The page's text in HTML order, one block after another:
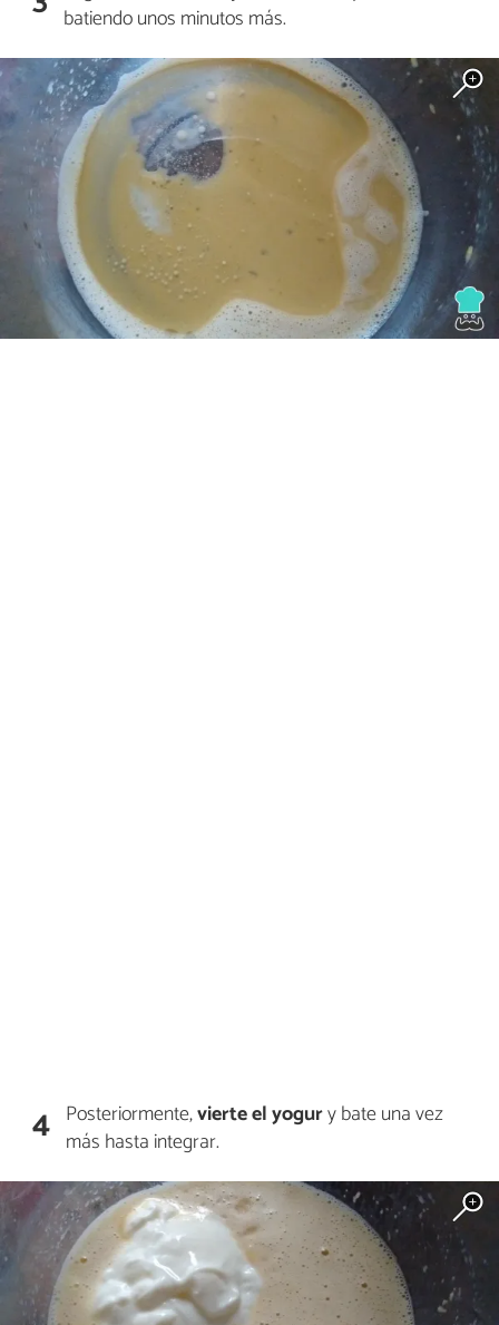
batiendo unos minutos más.
4 Posteriormente,vierte elyogury bate una vez
más hasta integrar.